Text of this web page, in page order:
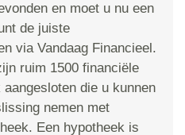
en moet u nu een
de juiste
via Vandaag Financieel.
ruim 1500 financiële
die u kunnen
nemen met
Een hypotheek is